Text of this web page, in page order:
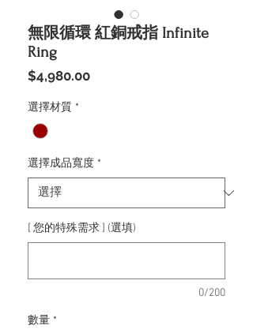
無限循環 紅銅戒指 Infinite
Ring
$4,980.00價
選擇材質 *
選擇成品寬度 *
[ 您的特殊需求 ] (選填)
0/200
數量 *